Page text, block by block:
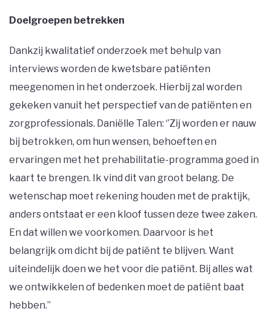
Doelgroepen betrekken
Dankzij kwalitatief onderzoek met behulp van
interviews worden de kwetsbare patiënten
meegenomen in het onderzoek. Hierbij zal worden
gekeken vanuit het perspectief van de patiënten en
zorgprofessionals. Daniëlle Talen: ‘’Zij worden er nauw
bij betrokken, om hun wensen, behoeften en
ervaringen met het prehabilitatie-programma goed in
kaart te brengen. Ik vind dit van groot belang. De
wetenschap moet rekening houden met de praktijk,
anders ontstaat er een kloof tussen deze twee zaken.
En dat willen we voorkomen. Daarvoor is het
belangrijk om dicht bij de patiënt te blijven. Want
uiteindelijk doen we het voor die patiënt. Bij alles wat
we ontwikkelen of bedenken moet de patiënt baat
hebben.’’